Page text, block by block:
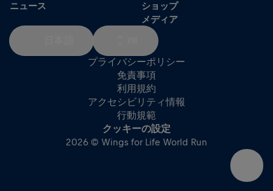
ニュース
ショップ
メディア
プライバシーポリシー
免責事項
利用規約
アクセシビリティ情報
行動規範
クッキーの設定
2026 © Wings for Life World Run